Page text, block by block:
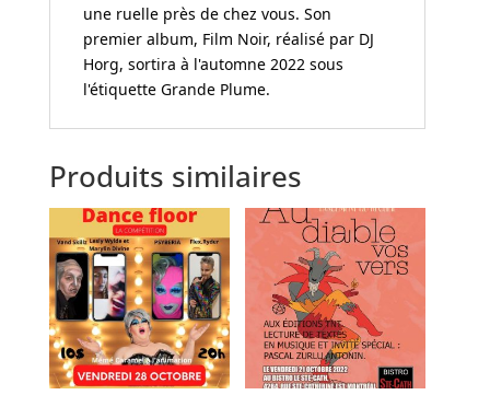
une ruelle près de chez vous. Son
premier album, Film Noir, réalisé par DJ
Horg, sortira à l'automne 2022 sous
l'étiquette Grande Plume.
Produits similaires